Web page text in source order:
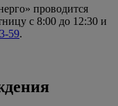
проводится
с 8:00 до 12:30 и
59.